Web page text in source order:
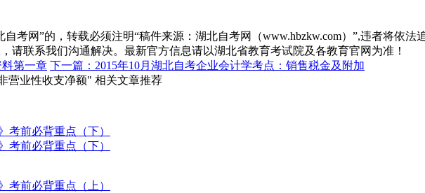
考网”的，转载必须注明“稿件来源：湖北自考网（www.hbzkw.com）”,违者将依法
请联系我们沟通解决。最新官方信息请以湖北省教育考试院及各教育官网为准！
料第一章 下一篇：2015年10月湖北自考企业会计学考点：销售税金及附加
营业性收支净额" 相关文章推荐
考前必背重点（下）
考前必背重点（下）
考前必背重点（上）